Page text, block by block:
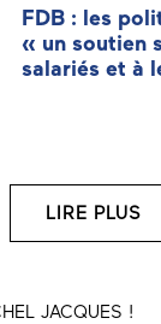
FDB : les
« un soutien
salariés et à
LIRE PLUS
JACQUES !